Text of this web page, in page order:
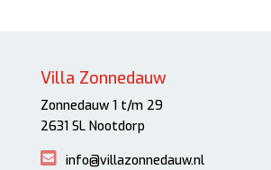
Villa Zonnedauw
Zonnedauw 1 t/m 29
2631 SL Nootdorp
info@villazonnedauw.nl